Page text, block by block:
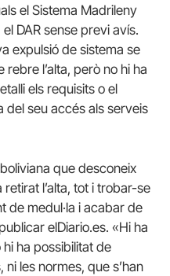
el Sistema Madrileny
DAR sense previ avís.
expulsió de sistema se
l’alta, però no hi ha
els requisits o el
del seu accés als serveis
que desconeix
l’alta, tot i trobar-se
de medul·la i acabar de
elDiario.es. «Hi ha
ha possibilitat de
les normes, que s’han